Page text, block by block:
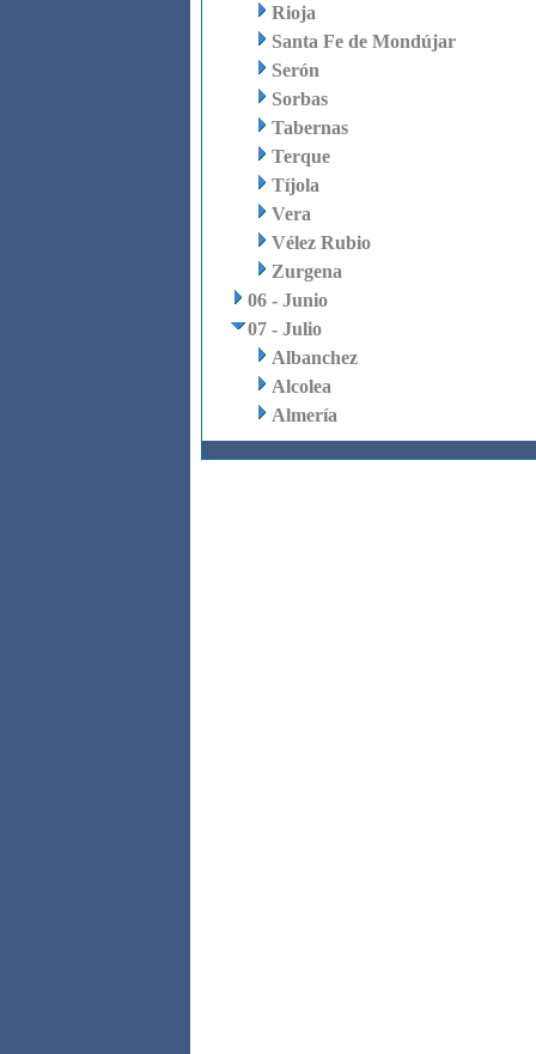
Rioja
Santa Fe de Mondújar
Serón
Sorbas
Tabernas
Terque
Tíjola
Vera
Vélez Rubio
Zurgena
06 - Junio
07 - Julio
Albanchez
Alcolea
Almería